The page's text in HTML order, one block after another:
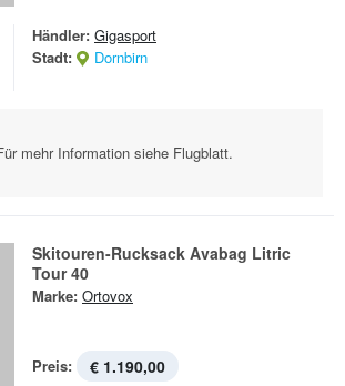
Händler: Gigasport
Stadt:
Dornbirn
mehr Information siehe Flugblatt.
Skitouren-Rucksack Avabag Litric
Tour 40
Marke: Ortovox
Preis: € 1.190,00